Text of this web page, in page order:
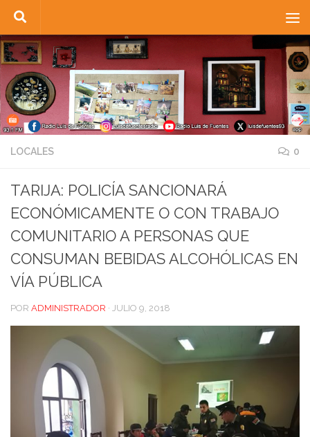
Saltar al contenido
LOCALES 0
TARIJA: POLICÍA SANCIONARÁ
ECONÓMICAMENTE O CON TRABAJO
COMUNITARIO A PERSONAS QUE
CONSUMAN BEBIDAS ALCOHÓLICAS EN
VÍA PÚBLICA
POR ADMINISTRADOR · JULIO 9, 2018